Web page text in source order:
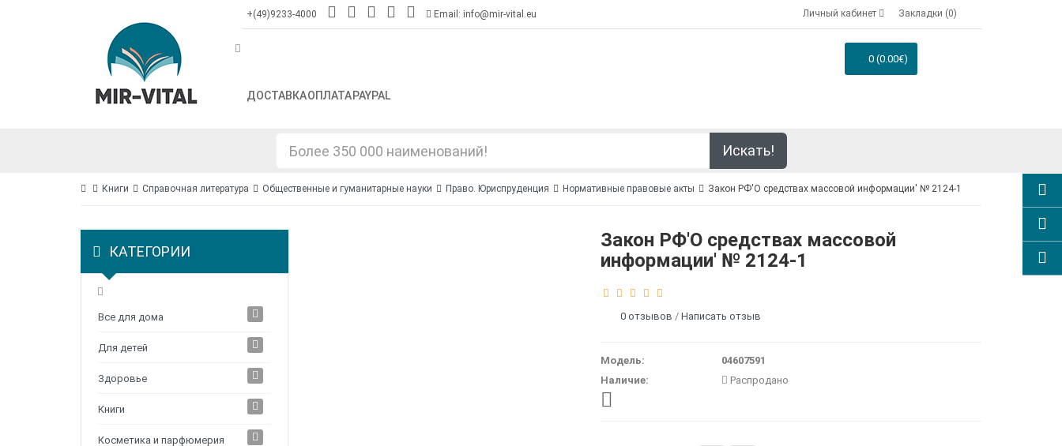
+(49)9233-4000 Email: info@mir-vital.eu Личный кабинет Закладки (0)
ДОСТАВКАОПЛАТАPAYPAL
0 (0.00€)
Искать!
Книги Справочная литература Общественные и гуманитарные науки Право. Юриспруденция Нормативные правовые акты Закон РФ'О средствах массовой информации' № 2124-1
КАТЕГОРИИ
Все для дома
Для детей
Здоровье
Книги
Косметика и парфюмерия
Закон РФ'О средствах массовой
информации' № 2124-1
0 отзывов /Написать отзыв
Модель:
04607591
Наличие:
Распродано